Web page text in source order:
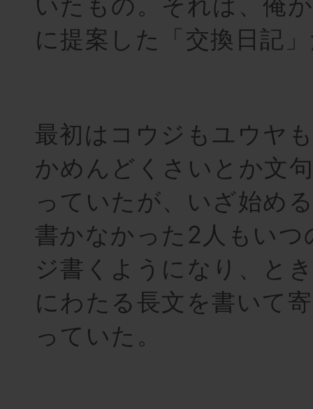
に提案した「交換日記
最初はコウジもユウヤ
かめんどくさいとか文
っていたが、いざ始め
書かなかった2人もいつ
ジ書くようになり、と
にわたる長文を書いて
っていた。